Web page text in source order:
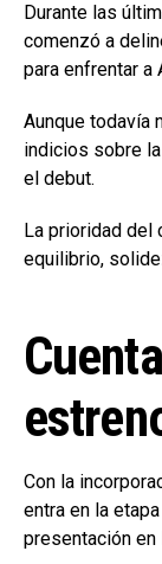
Durante las
comenzó a
para enfrentar a
Aunque todavía
indicios sobre
el debut.
La prioridad del
equilibrio,
Con la
entra en la
presentación en